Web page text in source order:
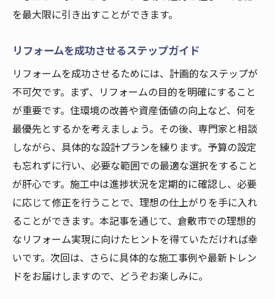
リフォームで倉敷市の住まいを理想に近づ
倉敷市に住むなら知っておきたいリフォームの
ポイント
倉敷市でのリフォームを成功させるための
秘訣
リフォーム時に注意すべき倉敷市特有のポ
イント
倉敷市でのリフォームにおける重要な考慮
点
リフォームで失敗しないための倉敷市の知
識
倉敷市でのリフォーム成功のためのヒント
リフォームを始める前に知っておくべき倉
を最大限に引き出すことができます。
リフォームを成功させるステップガイド
リフォームを成功させるためには、計画的なステップが
不可欠です。まず、リフォームの目的を明確にすること
が重要です。住環境の改善や資産価値の向上など、何を
最優先とするかを考えましょう。その後、専門家と相談
しながら、具体的な設計プランを練ります。予算の設定
も忘れずに行い、必要な範囲での最適な選択をすること
が肝心です。施工中は進捗状況を定期的に確認し、必要
に応じて修正を行うことで、理想の仕上がりを手に入れ
ることができます。本記事を通じて、倉敷市での理想的
なリフォーム実現に向けたヒントを得ていただければ幸
いです。次回は、さらに具体的な施工事例や最新トレン
ドをお届けしますので、どうぞお楽しみに。